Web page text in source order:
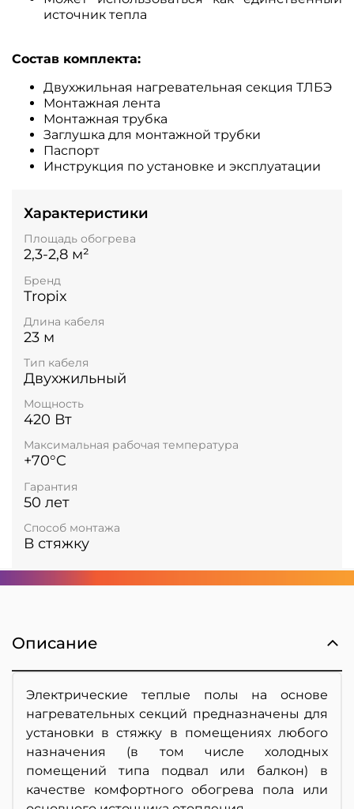
источник тепла
Состав комплекта:
Двухжильная нагревательная секция ТЛБЭ
Монтажная лента
Монтажная трубка
Заглушка для монтажной трубки
Паспорт
Инструкция по установке и эксплуатации
Характеристики
Площадь обогрева
2,3-2,8 м²
Бренд
Tropix
Длина кабеля
23 м
Тип кабеля
Двухжильный
Мощность
420 Вт
Максимальная рабочая температура
+70°C
Гарантия
50 лет
Способ монтажа
В стяжку
Описание
Электрические теплые полы на основе
нагревательных секций предназначены для
установки в стяжку в помещениях любого
назначения (в том числе холодных
помещений типа подвал или балкон) в
качестве комфортного обогрева пола или